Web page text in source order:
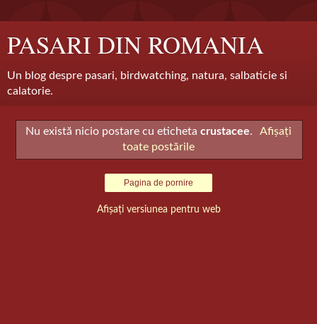
PASARI DIN ROMANIA
Un blog despre pasari, birdwatching, natura, salbaticie si
calatorie.
Nu există nicio postare cu eticheta crustacee.
Afișați
toate postările
Pagina de pornire
Afișați versiunea pentru web